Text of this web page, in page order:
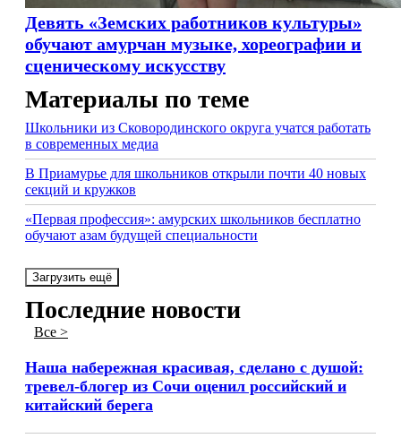
Девять «Земских работников культуры»
обучают амурчан музыке, хореографии и
сценическому искусству
Материалы по теме
Школьники из Сковородинского округа учатся работать
в современных медиа
В Приамурье для школьников открыли почти 40 новых
секций и кружков
«Первая профессия»: амурских школьников бесплатно
обучают азам будущей специальности
Загрузить ещё
Последние новости
Все >
Наша набережная красивая, сделано с душой:
тревел-блогер из Сочи оценил российский и
китайский берега